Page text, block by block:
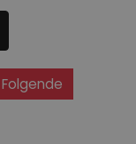
FolgendeSeite